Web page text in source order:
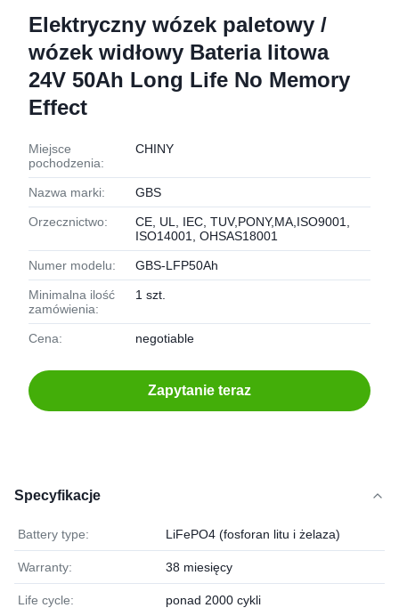
Elektryczny wózek paletowy /
wózek widłowy Bateria litowa
24V 50Ah Long Life No Memory
Effect
Miejsce
pochodzenia:
CHINY
Nazwa marki: GBS
Orzecznictwo:
CE, UL, IEC, TUV,PONY,MA,ISO9001,
ISO14001, OHSAS18001
Numer modelu: GBS-LFP50Ah
Minimalna ilość
zamówienia:
1 szt.
Cena: negotiable
Zapytanie teraz
Specyfikacje
Battery type: LiFePO4 (fosforan litu i żelaza)
Warranty: 38 miesięcy
Life cycle: ponad 2000 cykli